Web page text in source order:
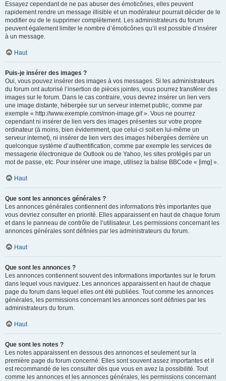
Essayez cependant de ne pas abuser des émoticônes, elles peuvent
rapidement rendre un message illisible et un modérateur pourrait décider de le
modifier ou de le supprimer complètement. Les administrateurs du forum
peuvent également limiter le nombre d’émoticônes qu’il est possible d’insérer
à un message.
Haut
Puis-je insérer des images ?
Oui, vous pouvez insérer des images à vos messages. Si les administrateurs
du forum ont autorisé l’insertion de pièces jointes, vous pourrez transférer des
images sur le forum. Dans le cas contraire, vous devrez insérer un lien vers
une image distante, hébergée sur un serveur internet public, comme par
exemple « http://www.exemple.com/mon-image.gif ». Vous ne pourrez
cependant ni insérer de lien vers des images présentes sur votre propre
ordinateur (à moins, bien évidemment, que celui-ci soit en lui-même un
serveur internet), ni insérer de lien vers des images hébergées derrière un
quelconque système d’authentification, comme par exemple les services de
messagerie électronique de Outlook ou de Yahoo, les sites protégés par un
mot de passe, etc. Pour insérer une image, utilisez la balise BBCode « [img] ».
Haut
Que sont les annonces générales ?
Les annonces générales contiennent des informations très importantes que
vous devriez consulter en priorité. Elles apparaissent en haut de chaque forum
et dans le panneau de contrôle de l’utilisateur. Les permissions concernant les
annonces générales sont définies par les administrateurs du forum.
Haut
Que sont les annonces ?
Les annonces contiennent souvent des informations importantes sur le forum
dans lequel vous naviguez. Les annonces apparaissent en haut de chaque
page du forum dans lequel elles ont été publiées. Tout comme les annonces
générales, les permissions concernant les annonces sont définies par les
administrateurs du forum.
Haut
Que sont les notes ?
Les notes apparaissent en dessous des annonces et seulement sur la
première page du forum concerné. Elles sont souvent assez importantes et il
est recommandé de les consulter dès que vous en avez la possibilité. Tout
comme les annonces et les annonces générales, les permissions concernant